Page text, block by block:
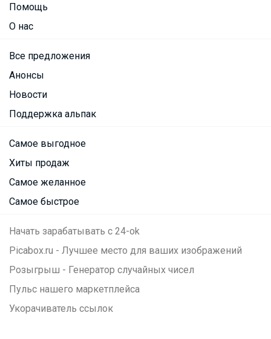
Помощь
О нас
Все предложения
Анонсы
Новости
Поддержка альпак
Самое выгодное
Хиты продаж
Самое желанное
Самое быстрое
Начать зарабатывать с 24-ok
Picabox.ru - Лучшее место для ваших изображений
Розыгрыш - Генератор случайных чисел
Пульс нашего маркетплейса
Укорачиватель ссылок